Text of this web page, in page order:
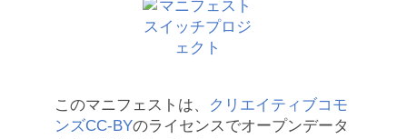
このマニフェストは、
クリエイティブコモ
ンズCC-BYのライセンスでオープンデータ